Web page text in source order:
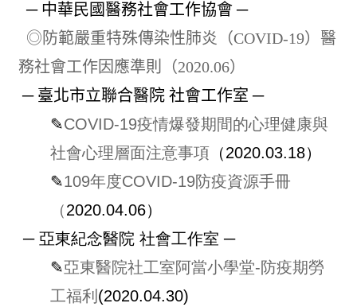
─ 中華民國醫務社會工作協會 ─
◎防範嚴重特殊傳染性肺炎（COVID-19）醫
務社會工作因應準則（2020.06）
─ 臺北市立聯合醫院 社會工作室 ─
✎COVID-19疫情爆發期間的心理健康與
社會心理層面注意事項 （2020.03.18）
✎109年度COVID-19防疫資源手冊
（2020.04.06）
─ 亞東紀念醫院 社會工作室 ─
✎亞東醫院社工室阿當小學堂-防疫期勞
工福利 (2020.04.30)